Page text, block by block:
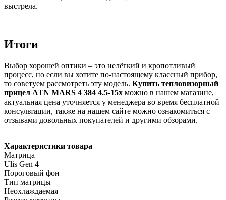
выстрела.
Итоги
Выбор хорошей оптики – это нелёгкий и кропотливый
процесс, но если вы хотите по-настоящему классный прибор,
то советуем рассмотреть эту модель. Купить тепловизорный
прицел ATN MARS 4 384 4.5-15x можно в нашем магазине,
актуальная цена уточняется у менеджера во время бесплатной
консультации, также на нашем сайте можно ознакомиться с
отзывами довольных покупателей и другими обзорами.
Характеристики товара
Матрица
Ulis Gen 4
Пороговый фон
Тип матрицы
Неохлаждаемая